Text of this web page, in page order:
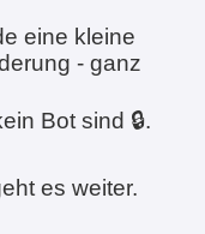
eine kleine
- ganz
Bot sind 🔒.
es weiter.